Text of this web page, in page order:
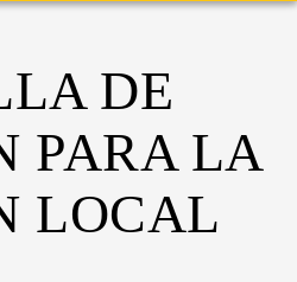
DE
PARA LA
LOCAL